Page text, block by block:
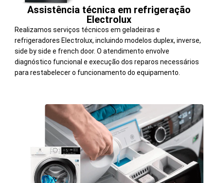
Assistência técnica em refrigeração
Electrolux
Realizamos serviços técnicos em geladeiras e
refrigeradores Electrolux, incluindo modelos duplex, inverse,
side by side e french door. O atendimento envolve
diagnóstico funcional e execução dos reparos necessários
para restabelecer o funcionamento do equipamento.